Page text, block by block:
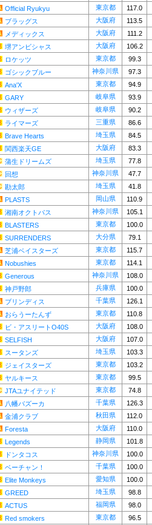
Official Ryukyu 東京都
117.0
ブラッグス 大阪府
113.5
メディックス 大阪府
111.2
堺アンビシャス 大阪府
106.2
ロケッツ 東京都
99.3
ゴシックブルー 神奈川県
97.3
Ana'X 東京都
94.9
GARY 岐阜県
93.9
ウィザーズ 岐阜県
90.2
ライマーズ 三重県
86.6
Brave Hearts 埼玉県
84.5
関西楽天GE 大阪府
83.3
蒲生ドリームズ 埼玉県
77.8
回想 神奈川県
47.7
勘太郎 埼玉県
41.8
PLASTS 岡山県
110.9
湘南オクトパス 神奈川県
105.1
BLASTERS 東京都
100.0
SURRENDERS 大分県
79.1
芝浦ベイスターズ 東京都
115.7
Nobushies 東京都
114.1
Generous 神奈川県
108.0
神戸野郎 兵庫県
100.0
ブリンディス 千葉県
126.1
おらうーたんず 東京都
110.8
ビ・アスリートO40S 大阪府
108.0
SELFISH 大阪府
107.0
スータンズ 埼玉県
103.3
ジェイスターズ 東京都
103.2
ヤルキース 東京都
99.5
JTAユナイテッド 東京都
74.8
八幡バズーカ 千葉県
126.3
金浦クラブ 秋田県
112.0
Foresta 大阪府
110.0
Legends 静岡県
101.8
ドンタコス 神奈川県
100.0
ベーチャン！ 千葉県
100.0
Elite Monkeys 愛知県
100.0
GREED 埼玉県
98.8
ACTUS 福岡県
98.0
Red smokers 東京都 96.5